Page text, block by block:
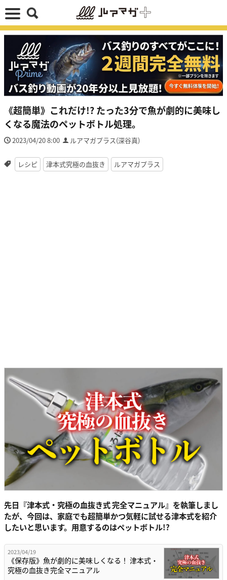
《超簡単》これだけ!? たった3分で魚が劇的に美味し
くなる魔法のペットボトル処理。
2023/04/20 8:00 ルアマガプラス(深谷真)
レシピ 津本式究極の血抜き ルアマガプラス
先日『津本式・究極の血抜き式 完全マニュアル』を執筆しまし
たが、今回は、家庭でも超簡単かつ気軽に試せる津本式を紹介
したいと思います。用意するのはペットボトル!?
2023/04/19
《保存版》魚が劇的に美味しくなる！ 津本式・
究極の血抜き完全マニュアル